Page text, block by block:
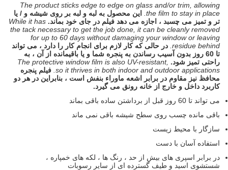
The product sticks edge to edge on glass and/or trim, allowing
the film to stay in place.
این محصول به لبه و لبه بر روی شیشه و / یا
تر و تمیز می چسبد ، اجازه می دهد فیلم در جای خود بماند. While it has
the tack necessary to get the job done, it can be cleanly removed
for up to 60 days without damaging your window or leaving
residue behind.
در حالی که کار لازم برای انجام کار را دارد ، می تواند
تا 60 روز بدون آسیب رساندن به پنجره شما و یا باقیمانده از آن ، به
راحتی تمیز شود. The protective window film is also UV-resistant,
so it thrives in both indoor and outdoor applications.
فیلم پنجره
محافظ نیز مقاوم در برابر اشعه ماوراء بنفش است ، بنابراین در هر دو
کاربرد داخل و خارج از خانه رونق می گیرد.
می تواند تا 60 روز قبل از برداشتن ساده باقی بماند
باقی مانده چسب روی سطح شیشه باقی نمی ماند
سازگار با محیط زیست
استفاده آسان با دست
در برابر اسپری های بیش از حد ، رنگ ها ، لکه های خمپاره ،
شستشوی اسید و طیف گسترده ای از سایر رسوبات